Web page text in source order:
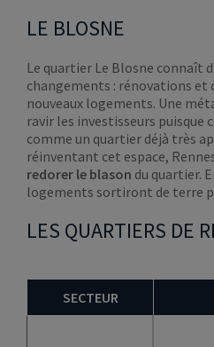
LE BLOSNE
Le quartier Le Blosne connaît
changements : rénovations et
nouveaux logements. Une
ravir les investisseurs puisque
comme un quartier déjà très
réinventant cet espace,
redorer le blason du quartier.
logements sortiront de terre
LES QUARTIERS DE
SECTEUR